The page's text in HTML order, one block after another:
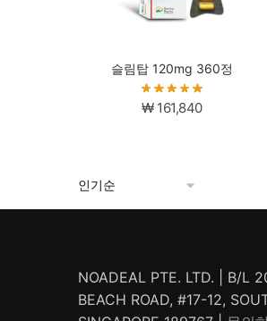
슬림탑 120mg 360정
₩161,840
NOADEAL PTE. LTD. | B/L
BEACH ROAD, #17-12,